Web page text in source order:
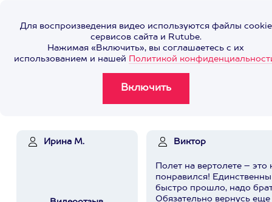
Для воспроизведения видео используются файлы cookie
сервисов сайта и Rutube.
Нажимая «Включить», вы соглашаетесь с их
использованием и нашей Политикой
Ирина М. Виктор
Полет на вертолете –
понравился!
быстро прошло, надо
Обязательно вернусь еще